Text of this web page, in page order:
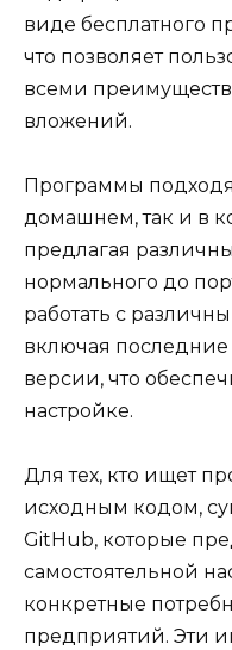
виде бесплатного
что позволяет
всеми
вложений.
Программы
домашнем, так и в
предлагая
нормального до
работать с
включая последние
версии, что
настройке.
Для тех, кто ищет
исходным кодом,
GitHub, которые
самостоятельной
конкретные
предприятий. Эти